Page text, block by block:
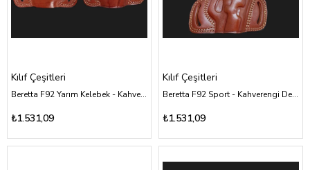
Kılıf Çeşitleri
Beretta F92 Yarım Kelebek - Kahverengi Deri Kılıf Çeşitleri
₺1.531,09
Kılıf Çeşitleri
Beretta F92 Sport - Kahverengi Deri Kılıf Çeşitleri
₺1.531,09